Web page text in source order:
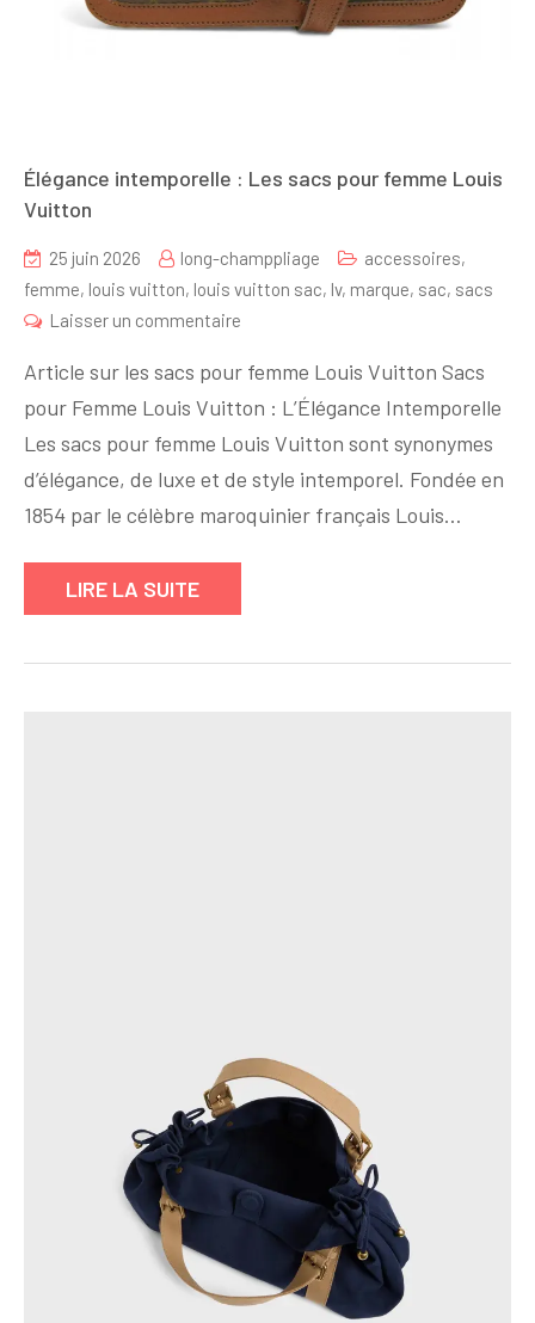
Élégance intemporelle : Les sacs pour femme Louis
Vuitton
25 juin 2026 long-champpliage accessoires,
femme, louis vuitton, louis vuitton sac, lv, marque, sac, sacs
Laisser un commentaire
intemporelle
:
Les
sacs
pour
Louis
Article sur les sacs pour femme Louis Vuitton Sacs
pour Femme Louis Vuitton : L’Élégance Intemporelle
Les sacs pour femme Louis Vuitton sont synonymes
d’élégance, de luxe et de style intemporel. Fondée en
1854 par le célèbre maroquinier français Louis…
LIRE LA SUITE